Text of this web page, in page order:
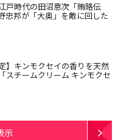
戸時代の田沼意次「賄賂伝
忠邦が「大奥」を敵に回した
】キンモクセイの香りを天然
スチームクリーム キンモクセ
示